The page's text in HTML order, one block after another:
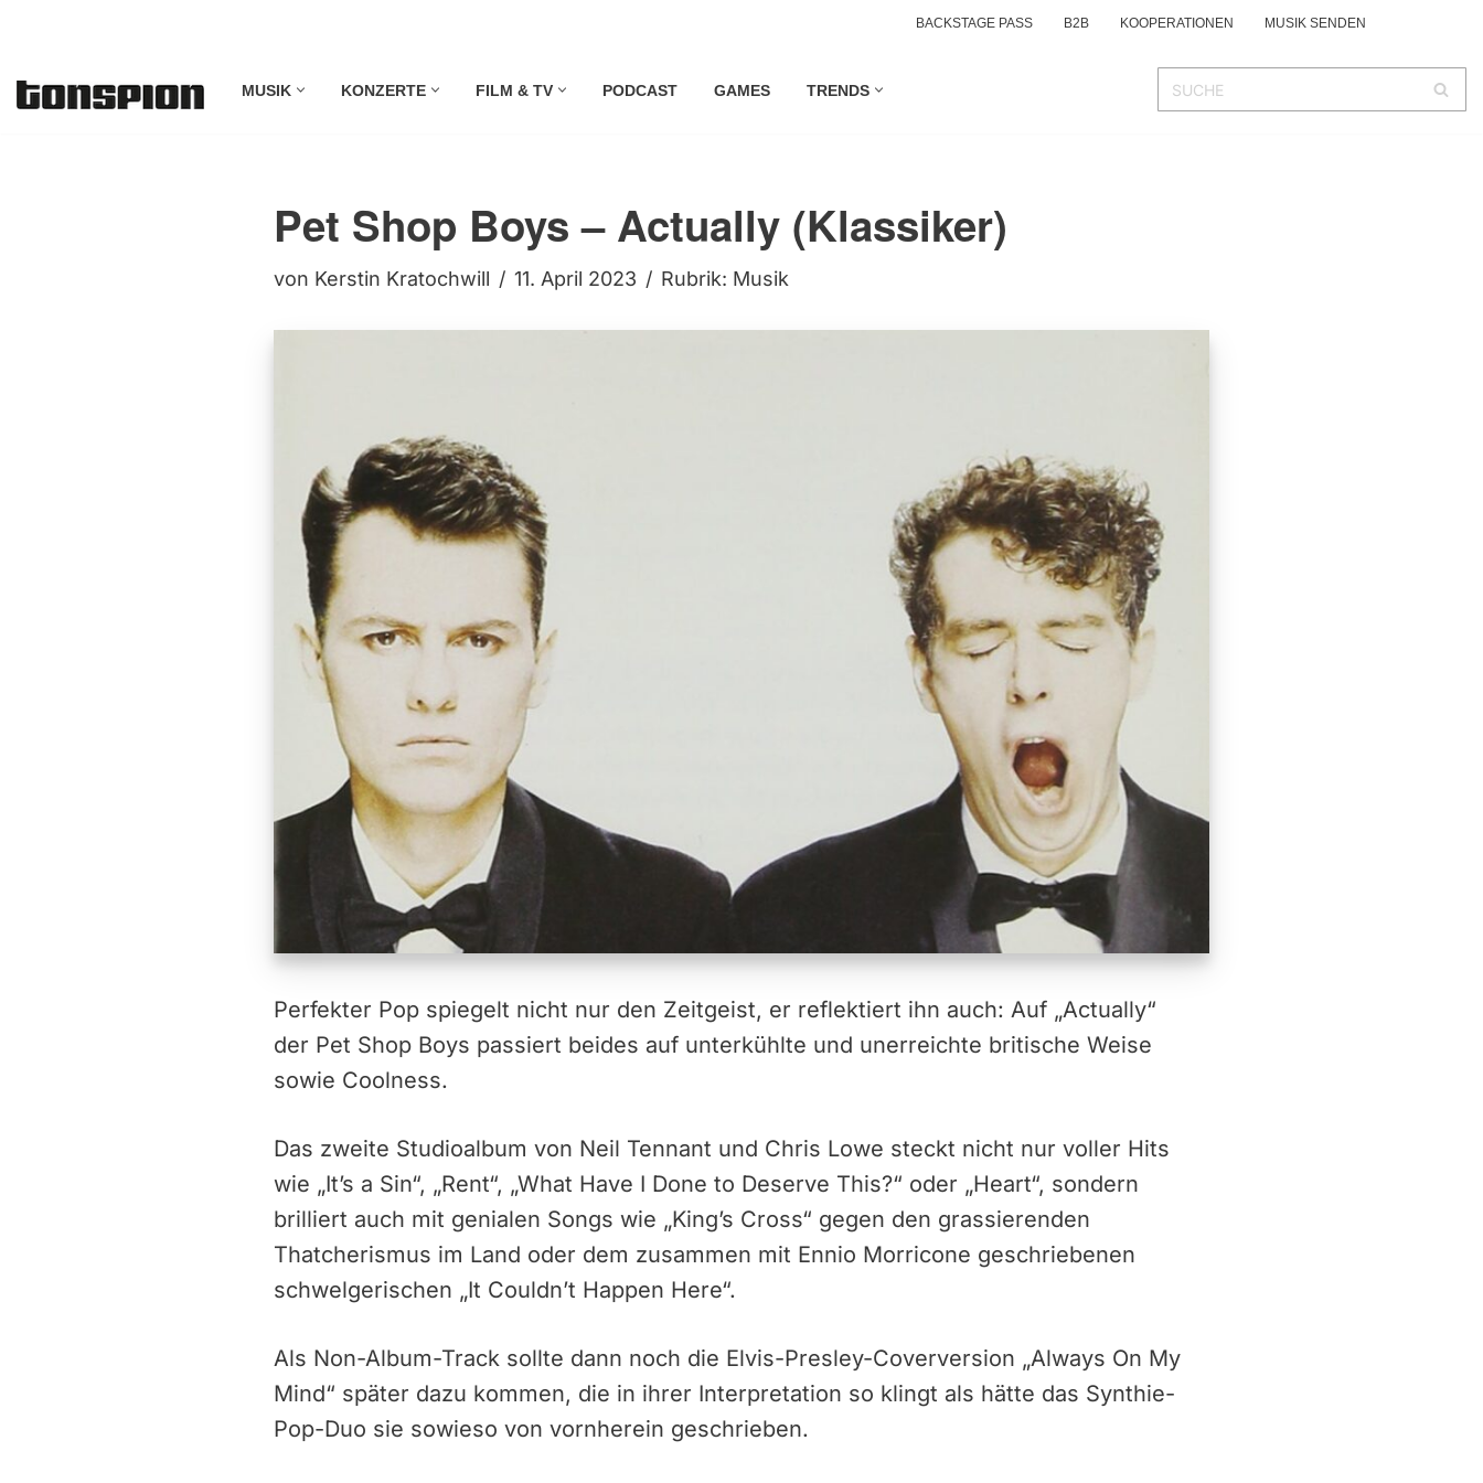
Inhalt
BACKSTAGE PASS B2B KOOPERATIONEN MUSIK SENDEN
MUSIK KONZERTE FILM & TV PODCAST GAMES TRENDS
Pet Shop Boys – Actually (Klassiker)
von Kerstin Kratochwill 11. April 2023 Rubrik: Musik
Perfekter Pop spiegelt nicht nur den Zeitgeist, er reflektiert ihn auch: Auf „Actually“
der Pet Shop Boys passiert beides auf unterkühlte und unerreichte britische Weise
sowie Coolness.
Das zweite Studioalbum von Neil Tennant und Chris Lowe steckt nicht nur voller Hits
wie „It’s a Sin“, „Rent“, „What Have I Done to Deserve This?“ oder „Heart“, sondern
brilliert auch mit genialen Songs wie „King’s Cross“ gegen den grassierenden
Thatcherismus im Land oder dem zusammen mit Ennio Morricone geschriebenen
schwelgerischen „It Couldn’t Happen Here“.
Als Non-Album-Track sollte dann noch die Elvis-Presley-Coverversion „Always On My
Mind“ später dazu kommen, die in ihrer Interpretation so klingt als hätte das Synthie-
Pop-Duo sie sowieso von vornherein geschrieben.